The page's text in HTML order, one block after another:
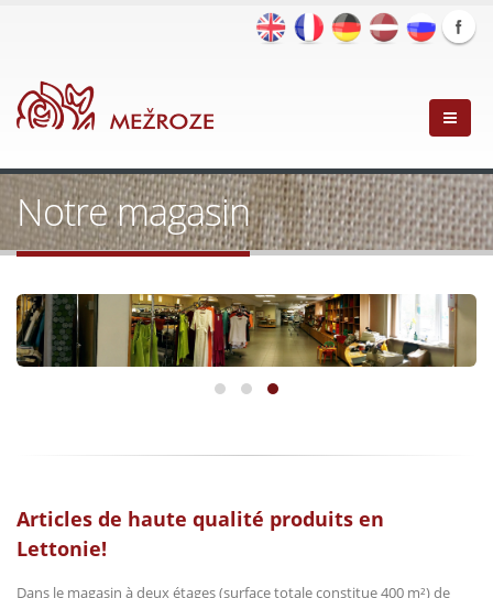
Notre magasin
Articles de haute qualité produits en
Lettonie!
Dans le magasin à deux étages (surface totale constitue 400 m²) de